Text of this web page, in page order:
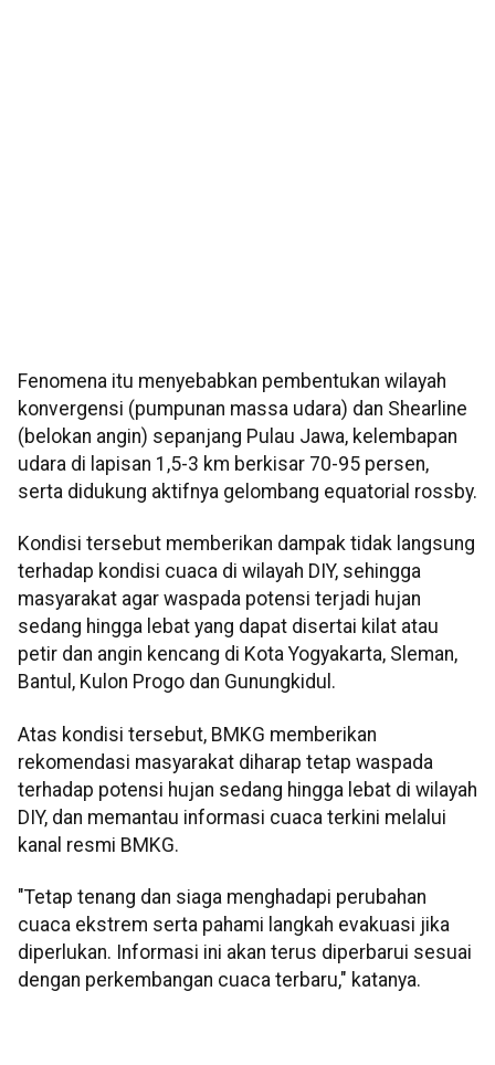
Fenomena itu menyebabkan pembentukan wilayah
konvergensi (pumpunan massa udara) dan Shearline
(belokan angin) sepanjang Pulau Jawa, kelembapan
udara di lapisan 1,5-3 km berkisar 70-95 persen,
serta didukung aktifnya gelombang equatorial rossby.
Kondisi tersebut memberikan dampak tidak langsung
terhadap kondisi cuaca di wilayah DIY, sehingga
masyarakat agar waspada potensi terjadi hujan
sedang hingga lebat yang dapat disertai kilat atau
petir dan angin kencang di Kota Yogyakarta, Sleman,
Bantul, Kulon Progo dan Gunungkidul.
Atas kondisi tersebut, BMKG memberikan
rekomendasi masyarakat diharap tetap waspada
terhadap potensi hujan sedang hingga lebat di wilayah
DIY, dan memantau informasi cuaca terkini melalui
kanal resmi BMKG.
"Tetap tenang dan siaga menghadapi perubahan
cuaca ekstrem serta pahami langkah evakuasi jika
diperlukan. Informasi ini akan terus diperbarui sesuai
dengan perkembangan cuaca terbaru," katanya.